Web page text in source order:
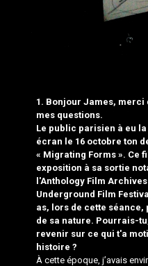
1. Bonjour James,
mes questions.
Le public parisien à eu
écran le 16 octobre ton
« Migrating Forms ». Ce
exposition à sa sortie
l'Anthology Film
Underground Film
as, lors de cette séance,
de sa nature. Pourrais-
revenir sur ce qui t'a
histoire ?
À cette époque, j’avais